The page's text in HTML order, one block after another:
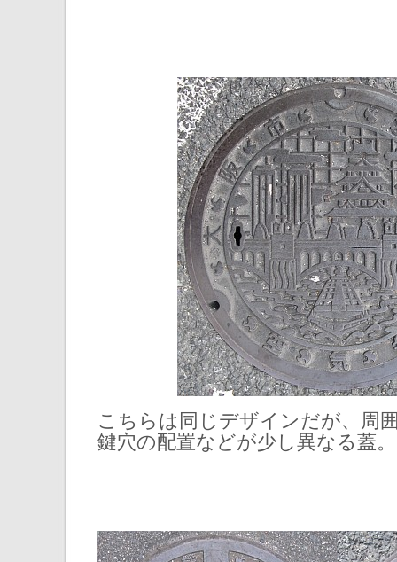
こちらは同じデザインだが、周
鍵穴の配置などが少し異なる蓋。